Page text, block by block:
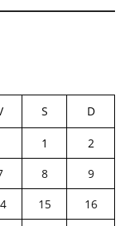
S D
1
2
8
9
15
16